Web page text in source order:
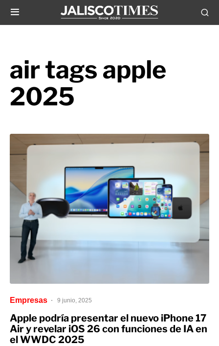
air tags apple
2025
Empresas 9 junio, 2025
Apple podría presentar el nuevo iPhone 17
Air y revelar iOS 26 con funciones de IA en
el WWDC 2025